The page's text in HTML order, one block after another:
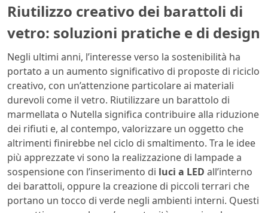
Riutilizzo creativo dei barattoli di
vetro: soluzioni pratiche e di design
Negli ultimi anni, l’interesse verso la sostenibilità ha
portato a un aumento significativo di proposte di riciclo
creativo, con un’attenzione particolare ai materiali
durevoli come il vetro. Riutilizzare un barattolo di
marmellata o Nutella significa contribuire alla riduzione
dei rifiuti e, al contempo, valorizzare un oggetto che
altrimenti finirebbe nel ciclo di smaltimento. Tra le idee
più apprezzate vi sono la realizzazione di lampade a
sospensione con l’inserimento di luci a LED all’interno
dei barattoli, oppure la creazione di piccoli terrari che
portano un tocco di verde negli ambienti interni. Questi